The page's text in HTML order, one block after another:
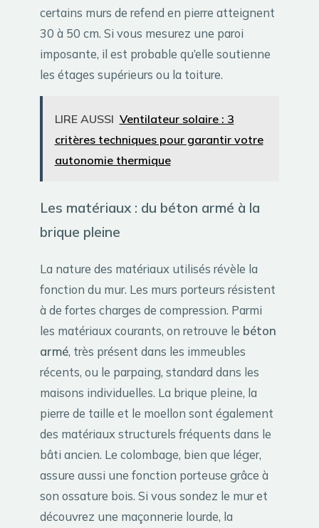
certains murs de refend en pierre atteignent
30 à 50 cm. Si vous mesurez une paroi
imposante, il est probable qu’elle soutienne
les étages supérieurs ou la toiture.
LIRE AUSSI Ventilateur solaire : 3
critères techniques pour garantir votre
autonomie thermique
Les matériaux : du béton armé à la
brique pleine
La nature des matériaux utilisés révèle la
fonction du mur. Les murs porteurs résistent
à de fortes charges de compression. Parmi
les matériaux courants, on retrouve le béton
armé, très présent dans les immeubles
récents, ou le parpaing, standard dans les
maisons individuelles. La brique pleine, la
pierre de taille et le moellon sont également
des matériaux structurels fréquents dans le
bâti ancien. Le colombage, bien que léger,
assure aussi une fonction porteuse grâce à
son ossature bois. Si vous sondez le mur et
découvrez une maçonnerie lourde, la